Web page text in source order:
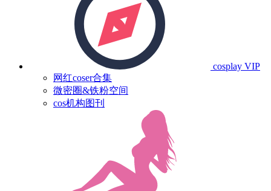
cosplay VIP
网红coser合集
微密圈&铁粉空间
cos机构图刊